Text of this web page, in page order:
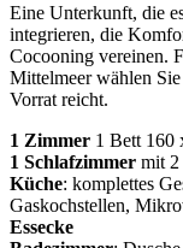
Eine Unterkunft, die
integrieren, die
Cocooning vereinen.
Mittelmeer wählen
Vorrat reicht.
1 Zimmer 1 Bett 160
1 Schlafzimmer mit 2
Küche: komplettes
Gaskochstellen,
Essecke